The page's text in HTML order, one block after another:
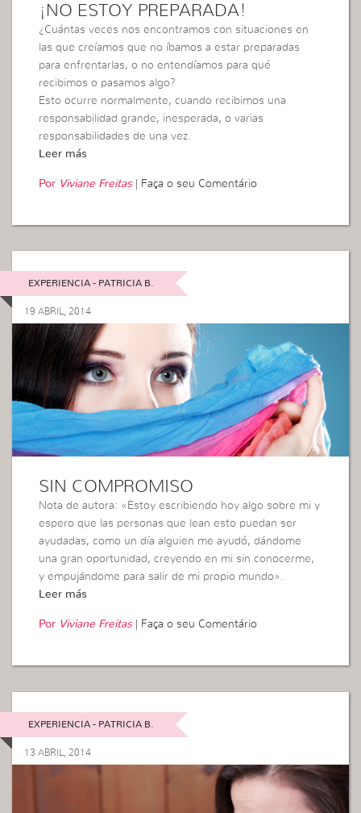
¡NO ESTOY PREPARADA!
¿Cuántas veces nos encontramos con situaciones en
las que creíamos que no íbamos a estar preparadas
para enfrentarlas, o no entendíamos para qué
recibimos o pasamos algo?
Esto ocurre normalmente, cuando recibimos una
responsabilidad grande, inesperada, o varias
responsabilidades de una vez.
Leer más
Por Viviane Freitas| Faça o seu Comentário
EXPERIENCIA - PATRICIA B.
19 ABRIL, 2014
SIN COMPROMISO
Nota de autora: «Estoy escribiendo hoy algo sobre mi y
espero que las personas que lean esto puedan ser
ayudadas, como un día alguien me ayudó, dándome
una gran oportunidad, creyendo en mi sin conocerme,
y empujándome para salir de mi propio mundo».
Leer más
Por Viviane Freitas| Faça o seu Comentário
EXPERIENCIA - PATRICIA B.
13 ABRIL, 2014